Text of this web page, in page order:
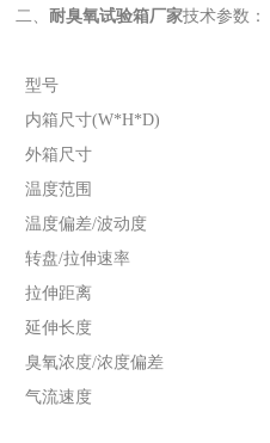
二、 耐臭氧试验箱厂家技术参数：
型号
内箱尺寸(W*H*D)
外箱尺寸
温度范围
温度偏差/波动度
转盘/拉伸速率
拉伸距离
延伸长度
臭氧浓度/浓度偏差
气流速度